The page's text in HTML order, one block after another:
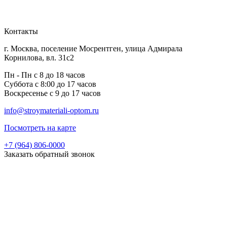
Контакты
г. Москва, поселение Мосрентген, улица Адмирала
Корнилова, вл. 31с2
Пн - Пн с 8 до 18 часов
Суббота с 8:00 до 17 часов
Воскресенье с 9 до 17 часов
info@stroymateriali-optom.ru
Посмотреть на карте
+7 (964) 806-0000
Заказать обратный звонок